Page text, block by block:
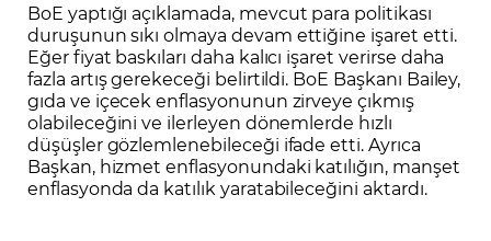
BoE yaptığı açıklamada, mevcut para politikası
duruşunun sıkı olmaya devam ettiğine işaret etti.
Eğer fiyat baskıları daha kalıcı işaret verirse daha
fazla artış gerekeceği belirtildi. BoE Başkanı Bailey,
gıda ve içecek enflasyonunun zirveye çıkmış
olabileceğini ve ilerleyen dönemlerde hızlı
düşüşler gözlemlenebileceği ifade etti. Ayrıca
Başkan, hizmet enflasyonundaki katılığın, manşet
enflasyonda da katılık yaratabileceğini aktardı.